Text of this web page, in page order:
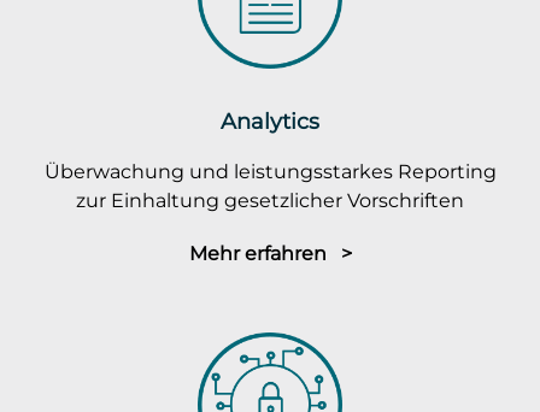
Analytics
Überwachung und leistungsstarkes Reporting
zur Einhaltung gesetzlicher Vorschriften
Mehr erfahren >